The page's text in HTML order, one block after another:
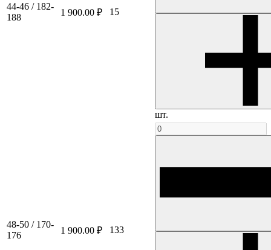
44-46 / 182-
188
1 900.00 ₽ 15
шт.
48-50 / 170-
176
1 900.00 ₽ 133